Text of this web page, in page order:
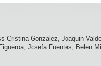
Cristina Gonzalez, Joaquin
Josefa Fuentes, Belen